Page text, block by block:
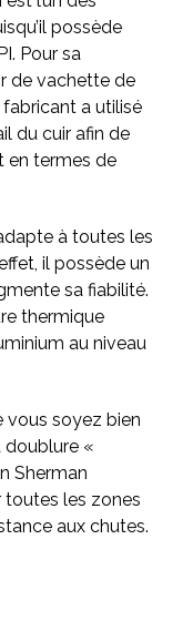
possède
Pour sa
de vachette de
a utilisé
du cuir afin de
en termes de
à toutes les
il possède un
sa fiabilité.
thermique
au niveau
vous soyez bien
doublure «
Sherman
les zones
aux chutes.